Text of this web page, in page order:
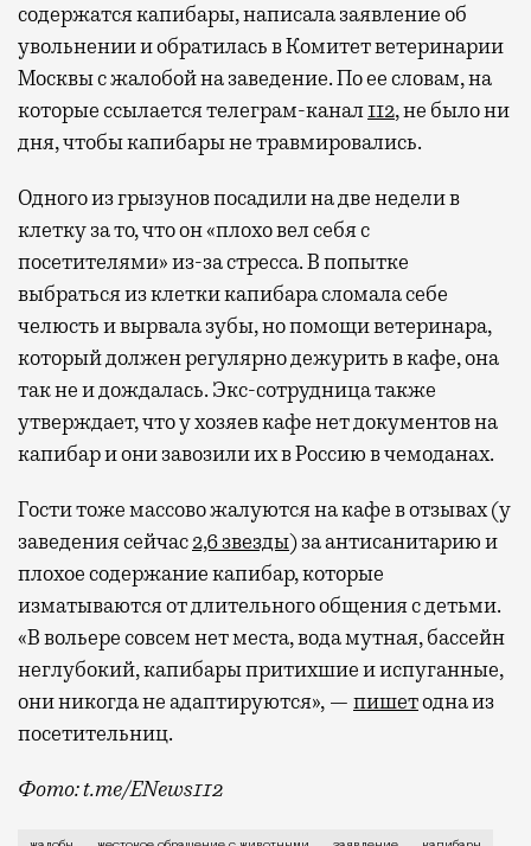
Современный путешественник часто берет
с собой не только чемодан, но и ноутбук.
А ожидание рейса все чаще превращается
не в потерянное время, а в возможность
спокойно закончить дела или спланировать
активности в путешествии, например
забронировать нужные билеты и рестораны.
Бизнес-зал становится местом, где можно
провести переговоры, поработать или просто
окна за тем, как взлетают и садятся
самолеты. В Москве нет недостатка
в лаунжах. В аэропортах их обычно
несколько — в разных зонах воздушных
гаваней. На некоторых вокзалах — тоже.
Лаунжи доступны на Ленинградском,
Попасть в бизнес-залы
не только в столице. Всего доступно более
содержатся капибары, написала заявление об
увольнении и обратилась в Комитет ветеринарии
Москвы с жалобой на заведение. По ее словам, на
которые ссылается телеграм-канал112, не было ни
дня, чтобы капибары не травмировались.
Одного из грызунов посадили на две недели в
клетку за то, что он «плохо вел себя с
посетителями» из-за стресса. В попытке
выбраться из клетки капибара сломала себе
челюсть и вырвала зубы, но помощи ветеринара,
который должен регулярно дежурить в кафе, она
так не и дождалась. Экс-сотрудница также
утверждает, что у хозяев кафе нет документов на
капибар и они завозили их в Россию в чемоданах.
Гости тоже массово жалуются на кафе в отзывах (у
заведения сейчас2,6 звезды) за антисанитарию и
плохое содержание капибар, которые
изматываются от длительного общения с детьми.
«В вольере совсем нет места, вода мутная, бассейн
неглубокий, капибары притихшие и испуганные,
они никогда не адаптируются», — пишетодна из
посетительниц.
Фото: t.me/ENews112